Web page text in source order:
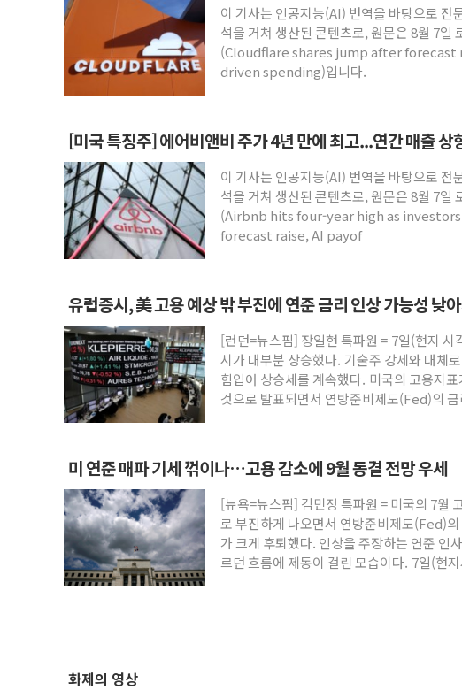
특정 정치인 측근 포항시 정책특보 내정설...포항시 '
李 "해남 태양광, 대한민국 다음 100년 밑거름…수도
이 기사는 인공지능(AI) 번역을 바탕으로 전
석을 거쳐 생산된 콘텐츠로, 원문은 8월 7일
(Cloudflare shares jump after forecast
driven spending)입니다.
[미국 특징주] 에어비앤비 주가 4년 만에 최고...연간 매출 상
이 기사는 인공지능(AI) 번역을 바탕으로 전
석을 거쳐 생산된 콘텐츠로, 원문은 8월 7일
(Airbnb hits four-year high as
forecast raise, AI payof
유럽증시, 美 고용 예상 밖 부진에 연준 금리 인상 가능성 낮
STOXX 600 지수는 나흘 연속 최고치
[런던=뉴스핌] 장일현 특파원 = 7일(현지 시
시가 대부분 상승했다. 기술주 강세와 대체
힘입어 상승세를 계속했다. 미국의 고용지
것으로 발표되면서 연방준비제도(Fed)의
미 연준 매파 기세 꺾이나…고용 감소에 9월 동결 전망 우세
[뉴욕=뉴스핌] 김민정 특파원 = 미국의 7월
로 부진하게 나오면서 연방준비제도(Fed)의
가 크게 후퇴했다. 인상을 주장하는 연준 인
르던 흐름에 제동이 걸린 모습이다. 7일(현
화제의 영상